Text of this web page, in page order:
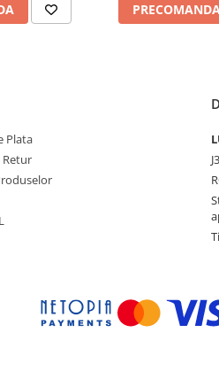
ofera performante
Plata
Retur